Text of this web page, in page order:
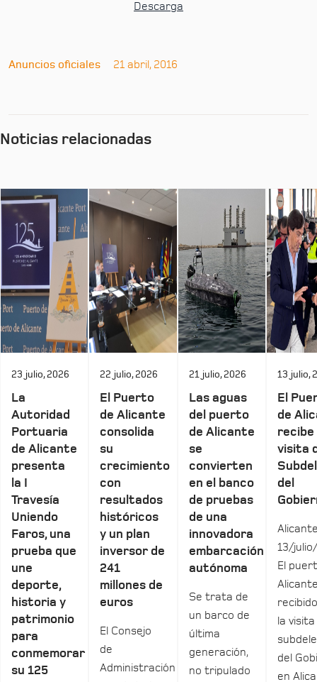
Descarga
Anuncios oficiales 21 abril, 2016
Noticias relacionadas
23 julio, 2026
La
Autoridad
Portuaria
de Alicante
presenta
la I
Travesía
Uniendo
Faros, una
prueba que
une
deporte,
historia y
patrimonio
para
conmemorar
su 125
22 julio, 2026
El Puerto
de Alicante
consolida
su
crecimiento
con
resultados
históricos
y un plan
inversor de
241
millones de
euros
El Consejo
de
Administración
21 julio, 2026
Las aguas
del puerto
de Alicante
se
convierten
en el banco
de pruebas
de una
innovadora
embarcación
autónoma
Se trata de
un barco de
última
generación,
no tripulado
13 julio,
El
de
recibe
visita
del
13/
El
la
del
en